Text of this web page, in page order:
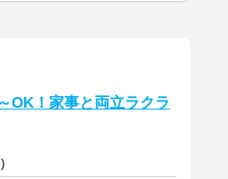
OK！家事と両立ラクラ